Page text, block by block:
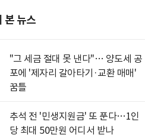
본 뉴스
"그 세금 절대 못 낸다"… 양도세 공
포에 '제자리 갈아타기·교환 매매'
꿈틀
추석 전 '민생지원금' 또 푼다…1인
당 최대 50만원 어디서 받나